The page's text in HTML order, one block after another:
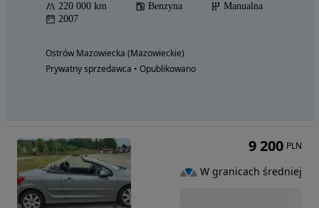
220 000 km Benzyna
Manualna
2007
Ostrów Mazowiecka (Mazowieckie)
Prywatny sprzedawca • Opublikowano
9 200 PLN
W granicach średniej